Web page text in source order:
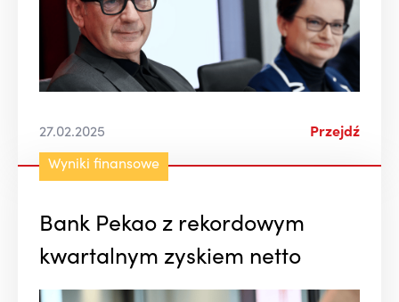
27.02.2025 Przejdź
Wyniki finansowe
Bank Pekao z rekordowym
kwartalnym zyskiem netto